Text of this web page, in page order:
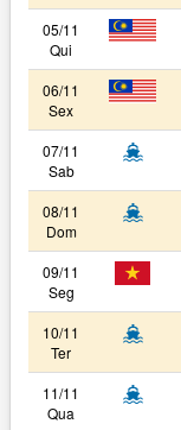
05/11
Qui
06/11
Sex
07/11
Sab
08/11
Dom
09/11
Seg
10/11
Ter
11/11
Qua